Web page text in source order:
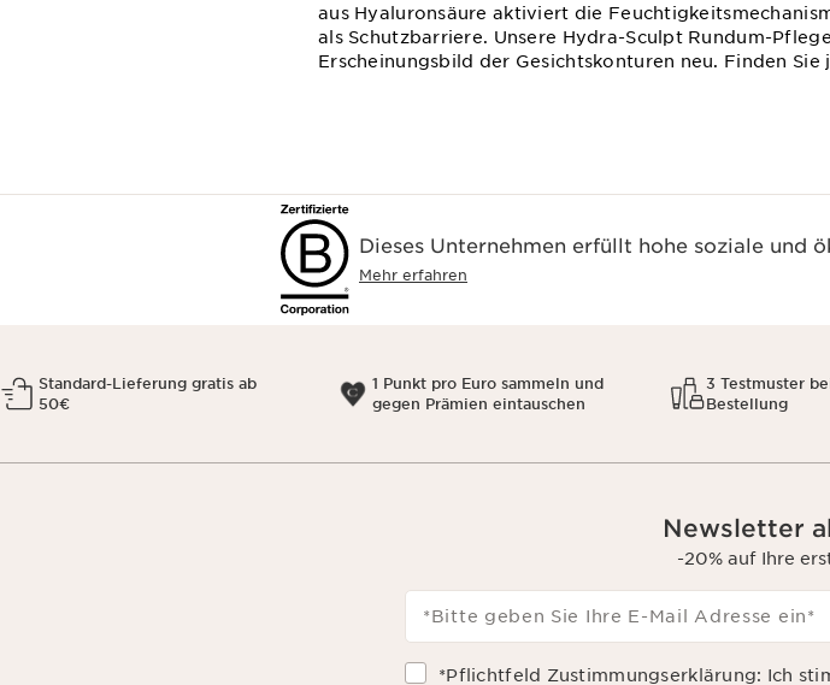
aus Hyaluronsäure aktiviert die
als Schutzbarriere. Unsere Hydra-Sculpt Rundum-
Erscheinungsbild der Gesichtskonturen neu. Finden
Dieses Unternehmen erfüllt hohe soziale und
Mehr erfahren
Standard-Lieferung gratis ab
50€
1 Punkt pro Euro sammeln und
gegen Prämien eintauschen
3 Testmuster
Bestellung
Newsletter
-20% auf Ihre
*Bitte geben Sie Ihre E-Mail Adresse ein*
*Pflichtfeld Zustimmungserklärung: Ich